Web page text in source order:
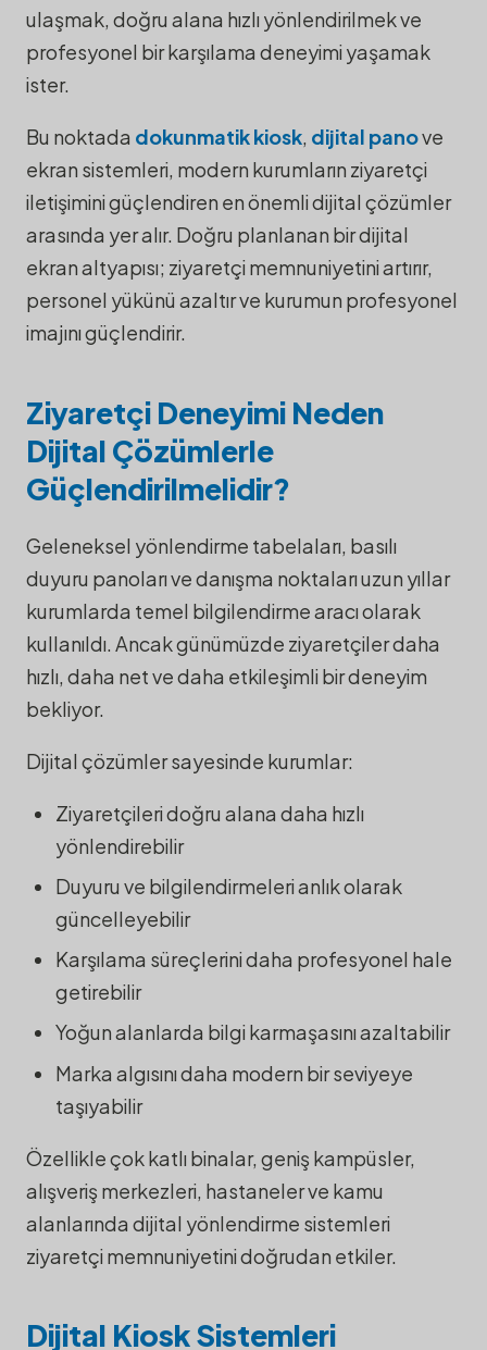
ulaşmak, doğru alana hızlı yönlendirilmek ve
profesyonel bir karşılama deneyimi yaşamak
ister.
Bu noktada dokunmatik kiosk, dijital panove
ekran sistemleri, modern kurumların ziyaretçi
iletişimini güçlendiren en önemli dijital çözümler
arasında yer alır. Doğru planlanan bir dijital
ekran altyapısı; ziyaretçi memnuniyetini artırır,
personel yükünü azaltır ve kurumun profesyonel
imajını güçlendirir.
Ziyaretçi Deneyimi Neden
Dijital Çözümlerle
Güçlendirilmelidir?
Geleneksel yönlendirme tabelaları, basılı
duyuru panoları ve danışma noktaları uzun yıllar
kurumlarda temel bilgilendirme aracı olarak
kullanıldı. Ancak günümüzde ziyaretçiler daha
hızlı, daha net ve daha etkileşimli bir deneyim
bekliyor.
Dijital çözümler sayesinde kurumlar:
Ziyaretçileri doğru alana daha hızlı
yönlendirebilir
Duyuru ve bilgilendirmeleri anlık olarak
güncelleyebilir
Karşılama süreçlerini daha profesyonel hale
getirebilir
Yoğun alanlarda bilgi karmaşasını azaltabilir
Marka algısını daha modern bir seviyeye
taşıyabilir
Özellikle çok katlı binalar, geniş kampüsler,
alışveriş merkezleri, hastaneler ve kamu
alanlarında dijital yönlendirme sistemleri
ziyaretçi memnuniyetini doğrudan etkiler.
Dijital Kiosk Sistemleri